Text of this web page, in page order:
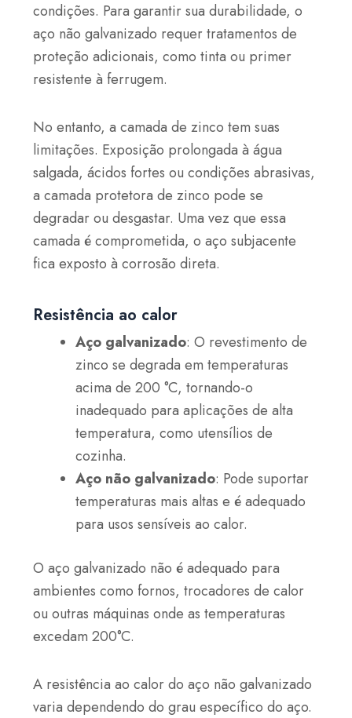
condições. Para garantir sua durabilidade, o
aço não galvanizado requer tratamentos de
proteção adicionais, como tinta ou primer
resistente à ferrugem.
No entanto, a camada de zinco tem suas
limitações. Exposição prolongada à água
salgada, ácidos fortes ou condições abrasivas,
a camada protetora de zinco pode se
degradar ou desgastar. Uma vez que essa
camada é comprometida, o aço subjacente
fica exposto à corrosão direta.
Resistência ao calor
Aço galvanizado: O revestimento de
zinco se degrada em temperaturas
acima de 200 °C, tornando-o
inadequado para aplicações de alta
temperatura, como utensílios de
cozinha.
Aço não galvanizado: Pode suportar
temperaturas mais altas e é adequado
para usos sensíveis ao calor.
O aço galvanizado não é adequado para
ambientes como fornos, trocadores de calor
ou outras máquinas onde as temperaturas
excedam 200°C.
A resistência ao calor do aço não galvanizado
varia dependendo do grau específico do aço.